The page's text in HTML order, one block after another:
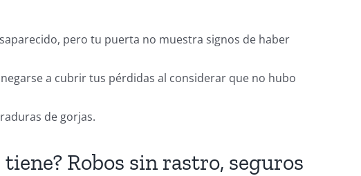
pero tu puerta no muestra signos de haber
a cubrir tus pérdidas al considerar que no hubo
de gorjas.
Robos sin rastro, seguros